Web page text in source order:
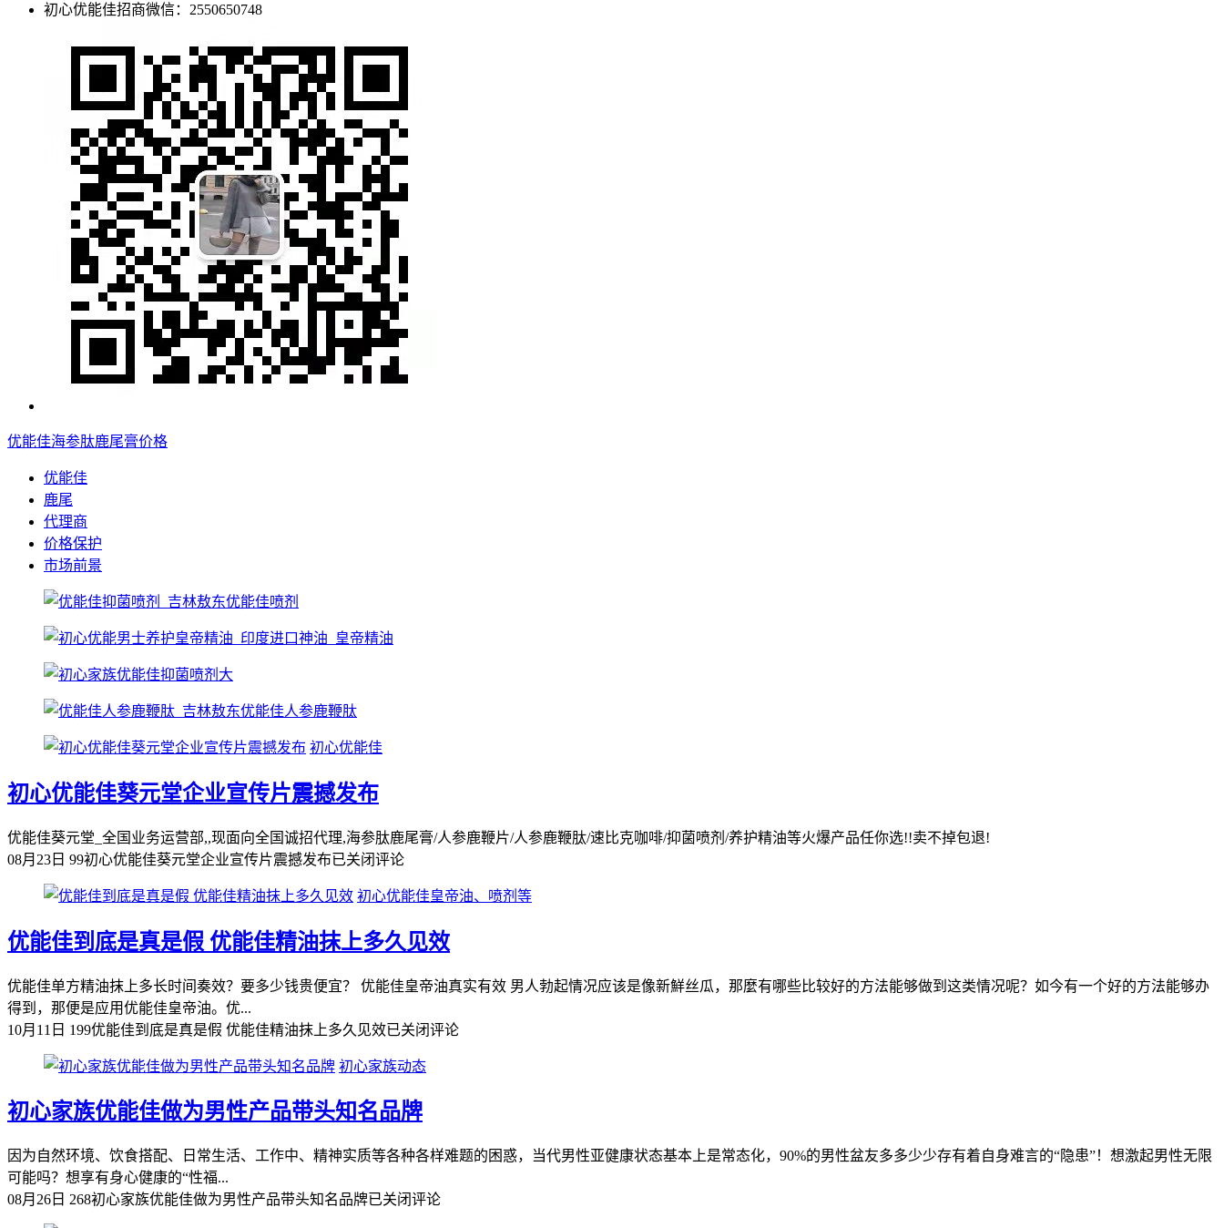
初心优能佳招商微信：2550650748
优能佳海参肽鹿尾膏价格
优能佳
鹿尾
代理商
价格保护
市场前景
初心优能佳
初心优能佳葵元堂企业宣传片震撼发布
优能佳葵元堂_全国业务运营部,,现面向全国诚招代理,海参肽鹿尾膏/人参鹿鞭片/人参鹿鞭肽/速比克咖啡/抑菌喷剂/养护精油等火爆产品任你选!!卖不掉包退!
08月23日 99初心优能佳葵元堂企业宣传片震撼发布已关闭评论
初心优能佳皇帝油、喷剂等
优能佳到底是真是假 优能佳精油抹上多久见效
优能佳单方精油抹上多长时间奏效？要多少钱贵便宜？ 优能佳皇帝油真实有效 男人勃起情况应该是像新鮮丝瓜，那麼有哪些比较好的方法能够做到这类情况呢？如今有一个好的方法能够办
得到，那便是应用优能佳皇帝油。优...
10月11日 199优能佳到底是真是假 优能佳精油抹上多久见效已关闭评论
初心家族动态
初心家族优能佳做为男性产品带头知名品牌
因为自然环境、饮食搭配、日常生活、工作中、精神实质等各种各样难题的困惑，当代男性亚健康状态基本上是常态化，90%的男性盆友多多少少存有着自身难言的“隐患”！想激起男性无限
可能吗？想享有身心健康的“性福...
08月26日 268初心家族优能佳做为男性产品带头知名品牌已关闭评论